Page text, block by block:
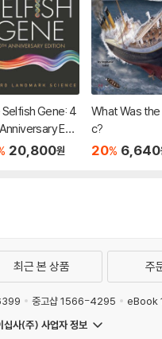
Gene: 4
Edit
20,800원
What Was
c?
20% 6,640
최근 본 상품 주
중고샵 1566-4295
eBook
십사(주) 사업자 정보